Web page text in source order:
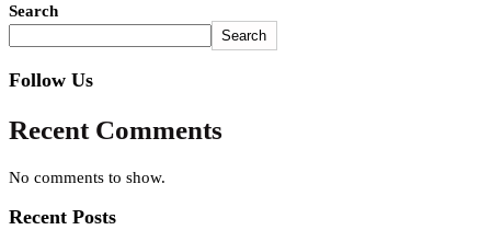
Search
Search
Follow Us
Recent Comments
No comments to show.
Recent Posts